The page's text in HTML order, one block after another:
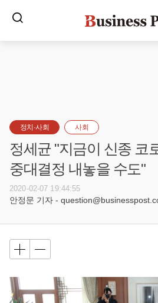
정치·사회 사회
정세균 "지금이 신종 코
중대결정 내놓을 수도"
2020-02-07 19:44:55
안정문 기자 -